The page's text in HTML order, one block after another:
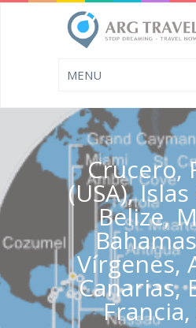
Crucero,
(USA),
Belize,
Vírgenes,
Canarias,